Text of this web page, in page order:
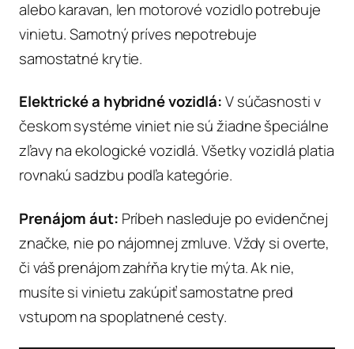
alebo karavan, len motorové vozidlo potrebuje
vinietu. Samotný príves nepotrebuje
samostatné krytie.
Elektrické a hybridné vozidlá:V súčasnosti v
českom systéme viniet nie sú žiadne špeciálne
zľavy na ekologické vozidlá. Všetky vozidlá platia
rovnakú sadzbu podľa kategórie.
Prenájom áut: Príbeh nasleduje po evidenčnej
značke, nie po nájomnej zmluve. Vždy si overte,
či váš prenájom zahŕňa krytie mýta. Ak nie,
musíte si vinietu zakúpiť samostatne pred
vstupom na spoplatnené cesty.